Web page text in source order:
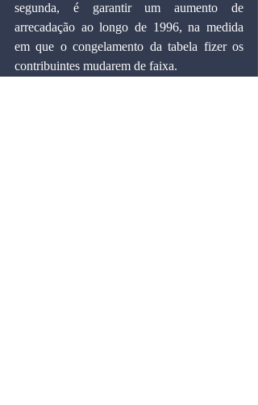
segunda, é garantir um aumento de
arrecadação ao longo de 1996, na medida
em que o congelamento da tabela fizer os
contribuintes mudarem de faixa.